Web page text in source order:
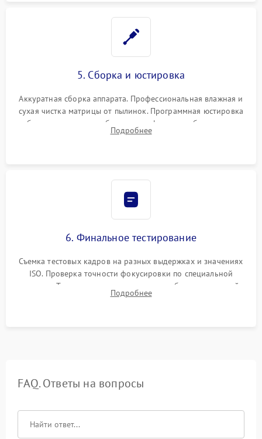
5. Сборка и юстировка
Аккуратная сборка аппарата. Профессиональная влажная и
сухая чистка матрицы от пылинок. Программная юстировка
рабочего отрезка, калибровка автофокуса, стабилизатора и
экспозамера с помощью сервисного ПО.
Подробнее
6. Финальное тестирование
Съемка тестовых кадров на разных выдержках и значениях
ISO. Проверка точности фокусировки по специальной
мишени. Тест записи на карту памяти, работы встроенной
вспышки, микрофона и всех кнопок управления.
Подробнее
FAQ. Ответы на вопросы